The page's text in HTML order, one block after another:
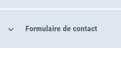
Formulaire de contact